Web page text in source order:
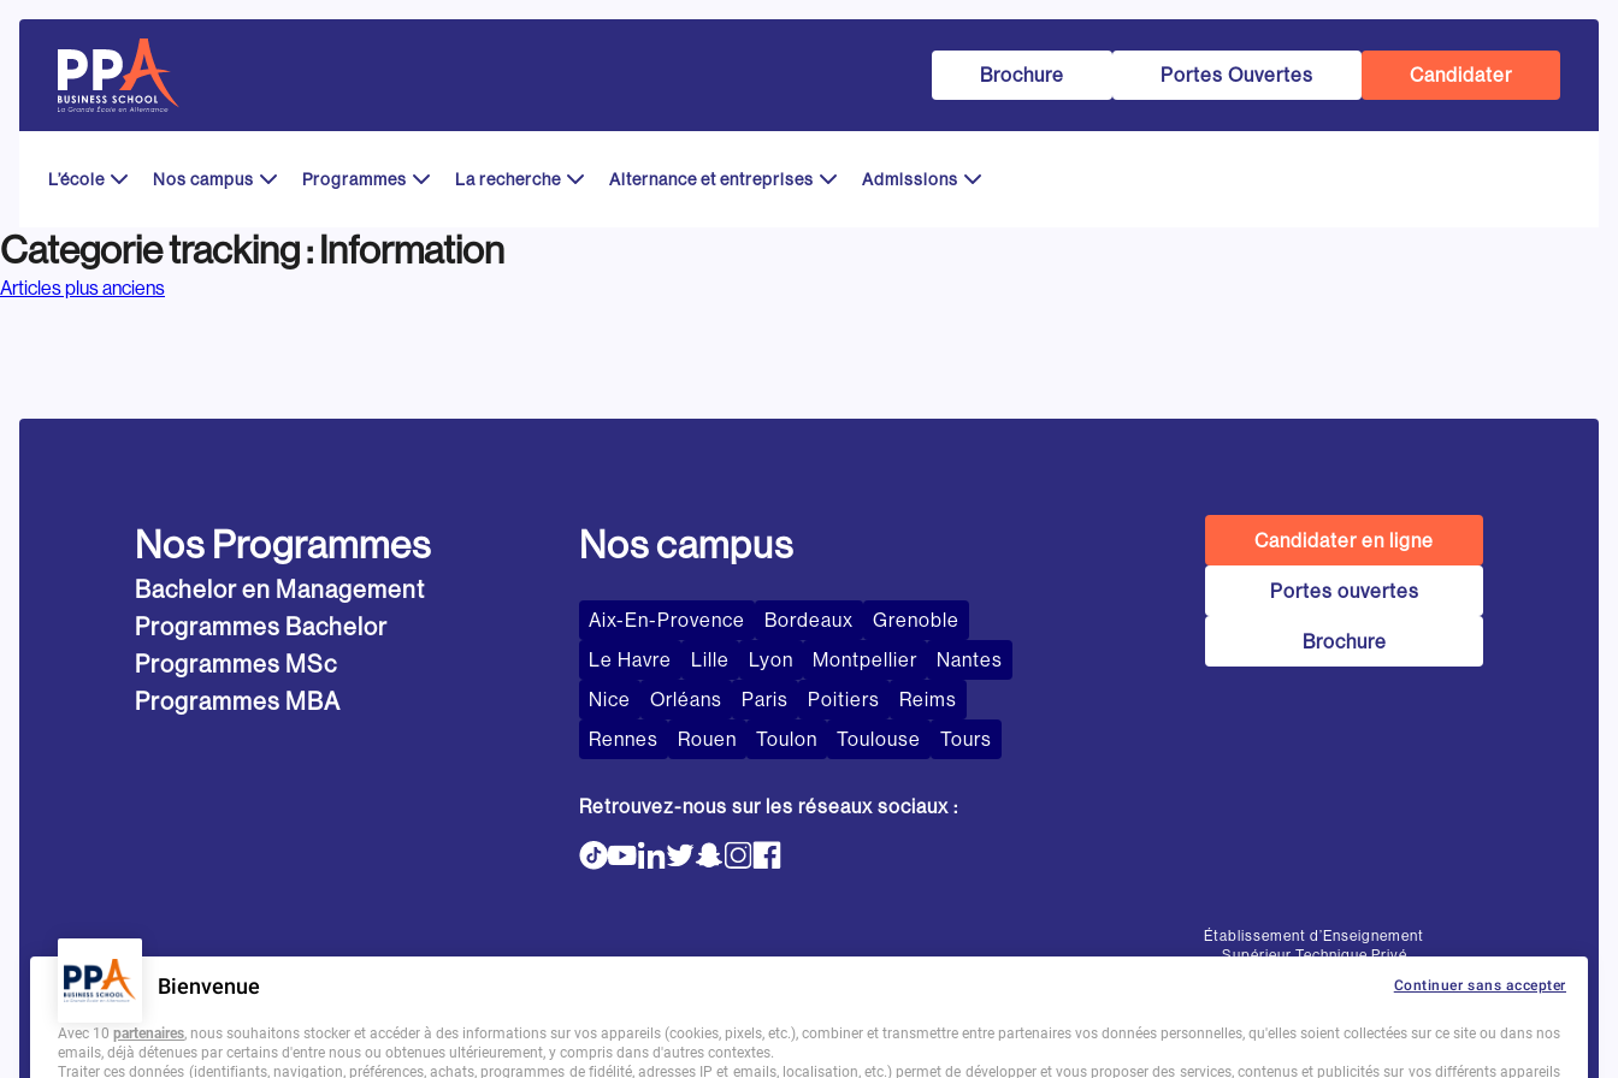
content
Brochure Portes Ouvertes Candidater
L’école Nos campus Programmes La recherche Alternance et entreprises Admissions
Categorie tracking : Information
Navigation
Articles plus anciens
Nos Programmes
Bachelor en Management
Programmes Bachelor
Programmes MSc
Programmes MBA
Nos campus
Aix-En-Provence Bordeaux
Grenoble
Le Havre
Lille Lyon Montpellier
Nantes
Nice
Orléans Paris Poitiers
Reims
Rennes
Rouen Toulon Toulouse Tours
Retrouvez-nous sur les réseaux sociaux :
Candidater en ligne
Portes ouvertes
Brochure
Établissement d’Enseignement
Supérieur Technique Privé
Continuer sans accepter
Bienvenue
Avec 10 partenaires , nous souhaitons stocker et accéder à des informations sur vos appareils (cookies, pixels, etc.), combiner et transmettre entre partenaires vos données personnelles, qu'elles soient collectées sur ce site ou dans nos
emails, déjà détenues par certains d'entre nous ou obtenues ultérieurement, y compris dans d'autres contextes.
Traiter ces données (identifiants, navigation, préférences, achats, programmes de fidélité, adresses IP et emails, localisation, etc.) permet de développer et vous proposer des services, contenus et publicités sur vos différents appareils